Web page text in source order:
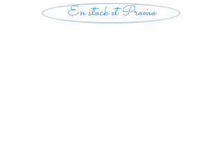
En stock et Promo